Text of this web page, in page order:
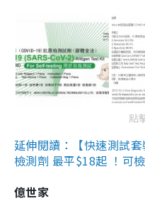
點
延伸閱讀：【快速測試
檢測劑 最平$18起 ！可
億世家